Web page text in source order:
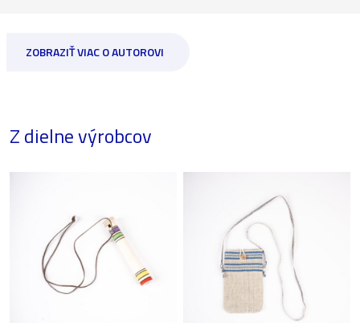
ZOBRAZIŤ VIAC O AUTOROVI
Z dielne výrobcov